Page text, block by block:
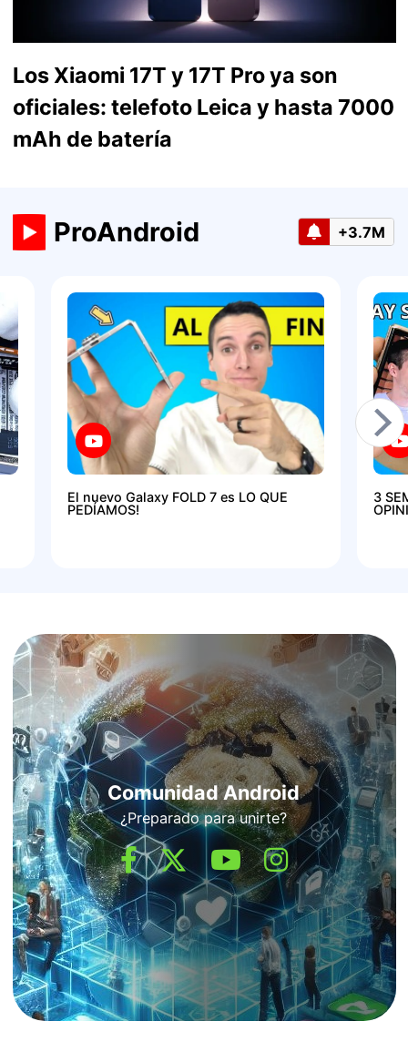
Los Xiaomi 17T y 17T Pro ya son
oficiales: telefoto Leica y hasta 7000
mAh de batería
ProAndroid +3.7M
El nuevo Galaxy FOLD 7 es LO QUE
PEDÍAMOS!
3
Comunidad Android
¿Preparado para unirte?